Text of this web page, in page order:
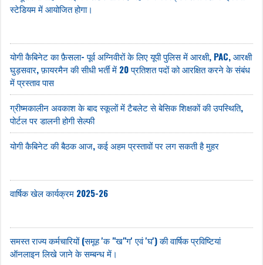
स्टेडियम में आयोजित होगा।
योगी कैबिनेट का फ़ैसला- पूर्व अग्निवीरों के लिए यूपी पुलिस में आरक्षी, PAC, आरक्षी
घुड़सवार, फ़ायरमैन की सीधी भर्ती में 20 प्रतिशत पदों को आरक्षित करने के संबंध
में प्रस्ताव पास
ग्रीष्मकालीन अवकाश के बाद स्कूलों में टैबलेट से बेसिक शिक्षकों की उपस्थिति,
पोर्टल पर डालनी होगी सेल्फी
योगी कैबिनेट की बैठक आज, कई अहम प्रस्तावों पर लग सकती है मुहर
वार्षिक खेल कार्यक्रम 2025-26
समस्त राज्य कर्मचारियों (समूह 'क "ख"ग' एवं 'घ') की वार्षिक प्रविष्टियां
ऑनलाइन लिखे जाने के सम्बन्ध में।